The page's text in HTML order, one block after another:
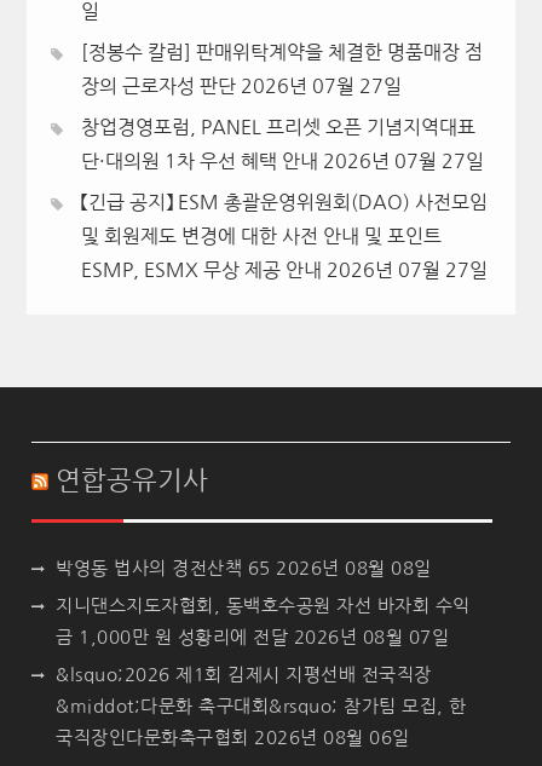
일
[정봉수 칼럼] 판매위탁계약을 체결한 명품매장 점
장의 근로자성 판단 2026년 07월 27일
창업경영포럼, PANEL 프리셋 오픈 기념지역대표
단·대의원 1차 우선 혜택 안내 2026년 07월 27일
【긴급 공지】 ESM 총괄운영위원회(DAO) 사전모임
및 회원제도 변경에 대한 사전 안내 및 포인트
ESMP, ESMX 무상 제공 안내 2026년 07월 27일
연합공유기사
박영동 법사의 경전산책 65 2026년 08월 08일
지니댄스지도자협회, 동백호수공원 자선 바자회 수익
금 1,000만 원 성황리에 전달 2026년 08월 07일
&lsquo;2026 제1회 김제시 지평선배 전국직장
&middot;다문화 축구대회&rsquo; 참가팀 모집, 한
국직장인다문화축구협회 2026년 08월 06일